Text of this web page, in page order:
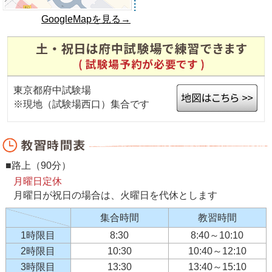
GoogleMapを見る→
東京都府中試験場
※現地（試験場西口）集合です
■路上（90分）
月曜日定休
月曜日が祝日の場合は、火曜日を代休とします
集合時間
教習時間
1時限目
8:30
8:40～10:10
2時限目
10:30
10:40～12:10
3時限目
13:30 13:40～15:10